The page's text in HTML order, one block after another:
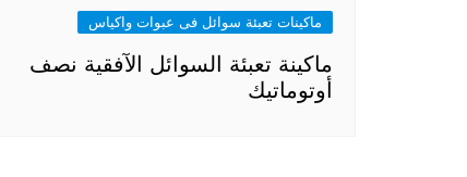
ماكينات تعبئة سوائل فى عبوات واكياس
ماكينة تعبئة السوائل الآفقية نصف
أوتوماتيك